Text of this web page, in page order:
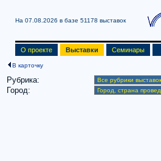
На 07.08.2026 в базе 51178 выставок
О проекте Выставки Семинары
В карточку
Рубрика:
Город: